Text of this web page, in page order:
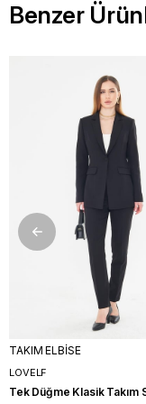
Benzer
TAKIM ELBİSE
LOVELF
Tek Düğme Klasik Takım